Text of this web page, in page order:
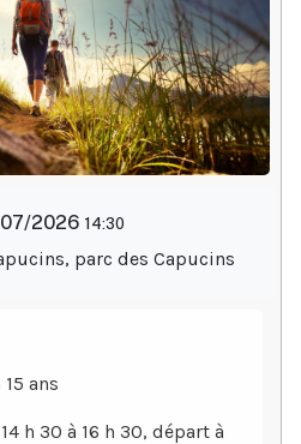
2026 14:30
parc des Capucins
ans
h 30 à 16 h 30, départ à